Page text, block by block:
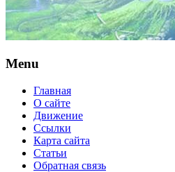
Menu
Главная
О сайте
Движение
Ссылки
Карта сайта
Статьи
Обратная связь